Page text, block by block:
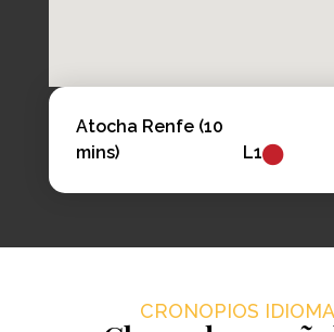
Atocha Renfe (10
mins)
L1
CRONOPIOS